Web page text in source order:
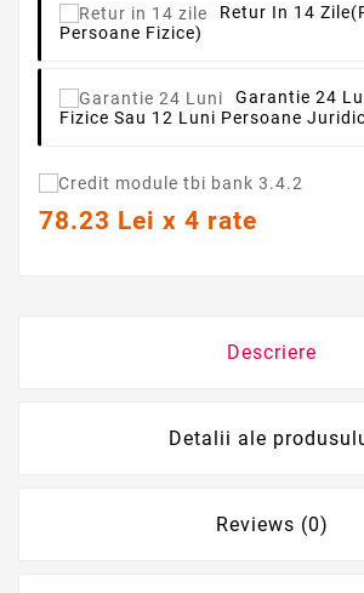
Retur In 14 Zile
Persoane Fizice)
Garantie 24
Fizice Sau 12 Luni Persoane
78.23 Lei x 4 rate
Descriere
Detalii ale
Reviews (0)